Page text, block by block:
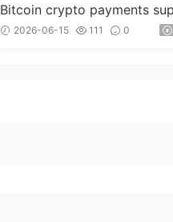
Bitcoin crypto payments
ort for CryptoPay v1.4.3
2026-06-15 111 0